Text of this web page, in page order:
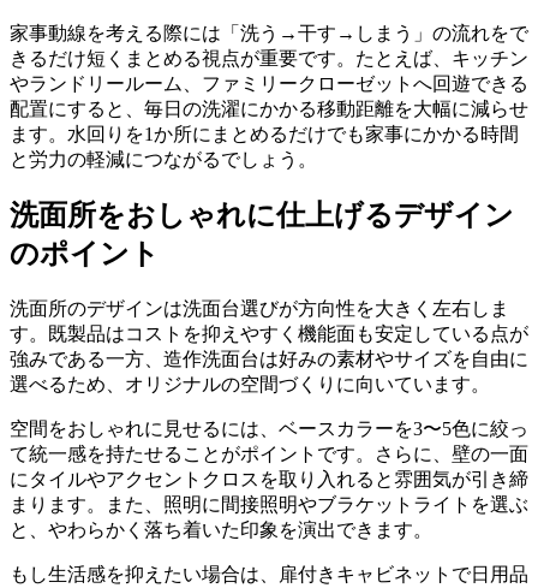
家事動線を考える際には「洗う→干す→しまう」の流れをで
きるだけ短くまとめる視点が重要です。たとえば、キッチン
やランドリールーム、ファミリークローゼットへ回遊できる
配置にすると、毎日の洗濯にかかる移動距離を大幅に減らせ
ます。水回りを1か所にまとめるだけでも家事にかかる時間
と労力の軽減につながるでしょう。
洗面所をおしゃれに仕上げるデザイン
のポイント
洗面所のデザインは洗面台選びが方向性を大きく左右しま
す。既製品はコストを抑えやすく機能面も安定している点が
強みである一方、造作洗面台は好みの素材やサイズを自由に
選べるため、オリジナルの空間づくりに向いています。
空間をおしゃれに見せるには、ベースカラーを3〜5色に絞っ
て統一感を持たせることがポイントです。さらに、壁の一面
にタイルやアクセントクロスを取り入れると雰囲気が引き締
まります。また、照明に間接照明やブラケットライトを選ぶ
と、やわらかく落ち着いた印象を演出できます。
もし生活感を抑えたい場合は、扉付きキャビネットで日用品